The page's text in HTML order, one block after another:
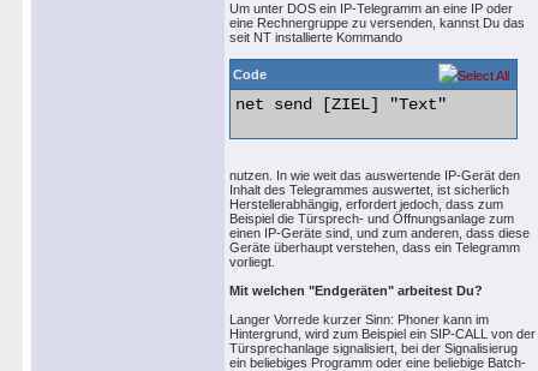
Um unter DOS ein IP-Telegramm an eine IP oder
eine Rechnergruppe zu versenden, kannst Du das
seit NT installierte Kommando
Code
net send [ZIEL] "Text"
nutzen. In wie weit das auswertende IP-Gerät den
Inhalt des Telegrammes auswertet, ist sicherlich
Herstellerabhängig, erfordert jedoch, dass zum
Beispiel die Türsprech- und Öffnungsanlage zum
einen IP-Geräte sind, und zum anderen, dass diese
Geräte überhaupt verstehen, dass ein Telegramm
vorliegt.
Mit welchen "Endgeräten" arbeitest Du?
Langer Vorrede kurzer Sinn: Phoner kann im
Hintergrund, wird zum Beispiel ein SIP-CALL von der
Türsprechanlage signalisiert, bei der Signalisierug
ein beliebiges Programm oder eine beliebige Batch-